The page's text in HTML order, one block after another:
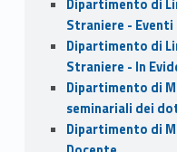
Dipartimento di
Straniere - Eventi
Dipartimento di
Straniere - In
Dipartimento di
seminariali dei
Dipartimento di